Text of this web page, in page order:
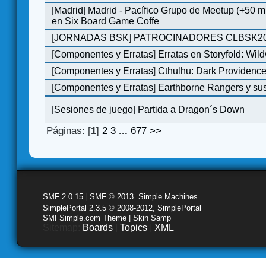
[Madrid] Madrid - Pacífico Grupo de Meetup (+50
en Six Board Game Coffe
[JORNADAS BSK] PATROCINADORES
[Componentes y Erratas] Erratas en Storyfold:
[Componentes y Erratas]Cthulhu: Dark
[Componentes y Erratas] Earthborne Rangers y
[Sesiones de juego] Partida a Dragon´s Down
Páginas: [1]2 3 ...677 >>
SMF 2.0.15 SMF © 2013 Simple Machines
SimplePortal 2.3.5 © 2008-2012, SimplePortal
SMFSimple.com Theme | Skin Samp
Boards Topics XML